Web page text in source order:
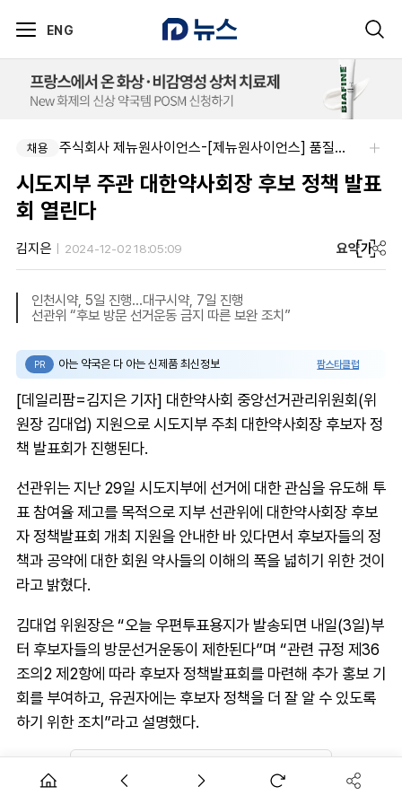
ENG
채용 주식회사 에일리크-메디컬 커뮤니케이션 컨설턴트(Associate) / 메디컬라이터 채용
채용 주식회사 제뉴원사이언스-[제뉴원사이언스] 품질관리약사 모집(경력무관)
시도지부 주관 대한약사회장 후보 정책 발표
회 열린다
김지은 2024-12-02 18:05:09 요약가
인천시약, 5일 진행…대구시약, 7일 진행
선관위 “후보 방문 선거운동 금지 따른 보완 조치”
PR 아는 약국은 다 아는 신제품 최신정보 팜스타클럽
[데일리팜=김지은 기자] 대한약사회 중앙선거관리위원회(위
원장 김대업) 지원으로 시도지부 주최 대한약사회장 후보자 정
책 발표회가 진행된다.
선관위는 지난 29일 시도지부에 선거에 대한 관심을 유도해 투
표 참여율 제고를 목적으로 지부 선관위에 대한약사회장 후보
자 정책발표회 개최 지원을 안내한 바 있다면서 후보자들의 정
책과 공약에 대한 회원 약사들의 이해의 폭을 넓히기 위한 것이
라고 밝혔다.
김대업 위원장은 “오늘 우편투표용지가 발송되면 내일(3일)부
터 후보자들의 방문선거운동이 제한된다”며 “관련 규정 제36
조의2 제2항에 따라 후보자 정책발표회를 마련해 추가 홍보 기
회를 부여하고, 유권자에는 후보자 정책을 더 잘 알 수 있도록
하기 위한 조치”라고 설명했다.